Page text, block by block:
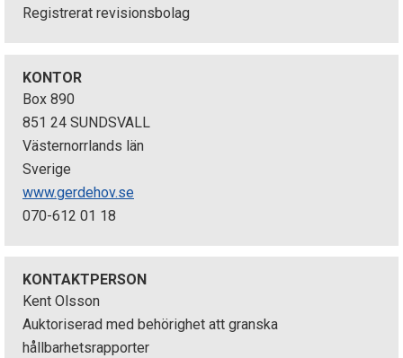
e
o
n
e
n
Registrerat revisionsbolag
KONTOR
Box 890
851 24 SUNDSVALL
Västernorrlands län
Sverige
www.gerdehov.se
070-612 01 18
KONTAKTPERSON
Kent Olsson
Auktoriserad med behörighet att granska
hållbarhetsrapporter